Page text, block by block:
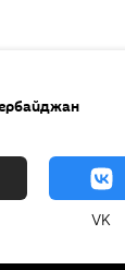
VK